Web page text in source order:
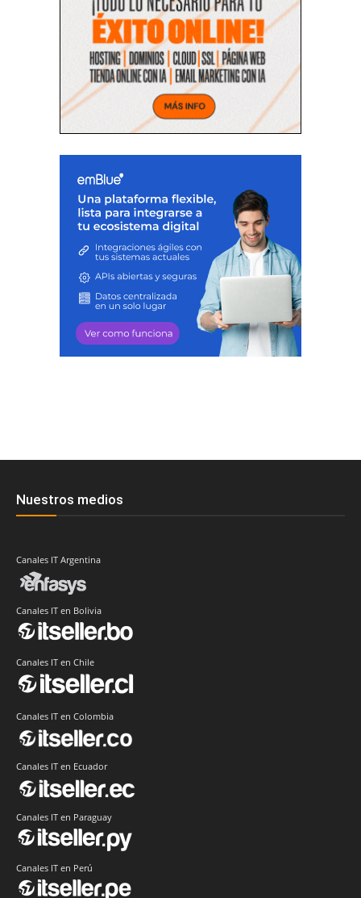
Nuestros medios
Canales IT Argentina
Canales IT en Bolivia
Canales IT en Chile
Canales IT en Colombia
Canales IT en Ecuador
Canales IT en Paraguay
Canales IT en Perú